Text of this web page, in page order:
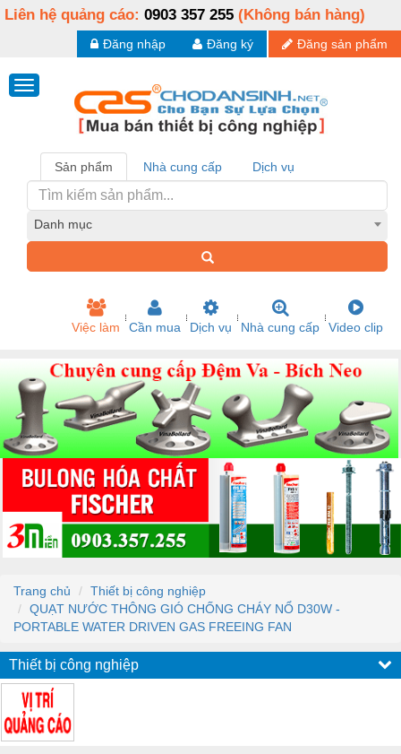
Liên hệ quảng cáo: 0903 357 255 (Không bán hàng)
Đăng sản phẩm
Đăng ký
Đăng nhập
Sản phẩm Nhà cung cấp Dịch vụ
Danh mục
Việc làm Cần mua Dịch vụ Nhà cung cấp Video clip
Trang chủ
Thiết bị công nghiệp
QUẠT NƯỚC THÔNG GIÓ CHỐNG CHÁY NỔ D30W -
PORTABLE WATER DRIVEN GAS FREEING FAN
Thiết bị công nghiệp